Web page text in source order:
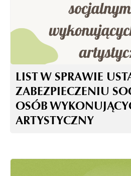
LIST W SPRAWIE
ZABEZPIECZENIU
OSÓB
ARTYSTYCZNY